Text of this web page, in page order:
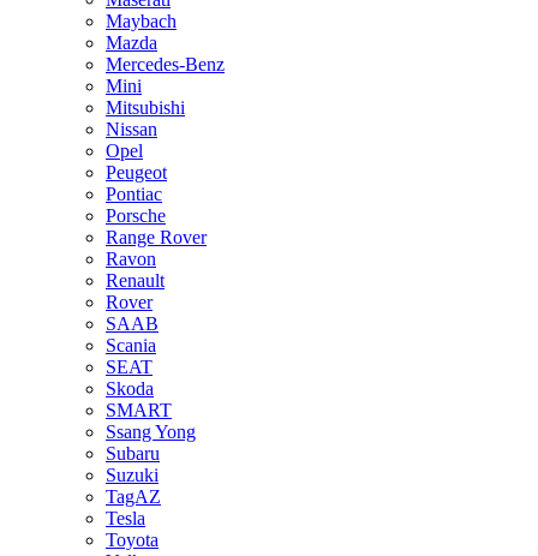
Maybach
Mazda
Mercedes-Benz
Mini
Mitsubishi
Nissan
Opel
Peugeot
Pontiac
Porsche
Range Rover
Ravon
Renault
Rover
SAAB
Scania
SEAT
Skoda
SMART
Ssang Yong
Subaru
Suzuki
TagAZ
Tesla
Toyota